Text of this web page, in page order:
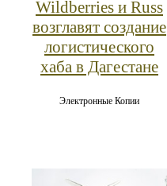
Wildberries и Russ
возглавят создание
логистического
хаба в Дагестане
Электронные Копии